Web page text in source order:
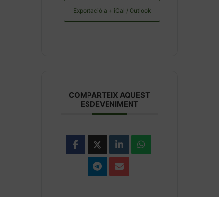
Exportació a + iCal / Outlook
COMPARTEIX AQUEST
ESDEVENIMENT